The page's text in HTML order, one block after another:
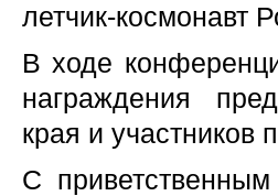
летчик-космонавт
В ходе
награждения
края и участников
С